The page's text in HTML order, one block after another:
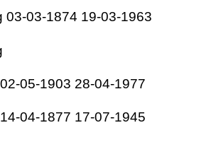
03-03-1874 19-03-1963
05-1903 28-04-1977
04-1877 17-07-1945